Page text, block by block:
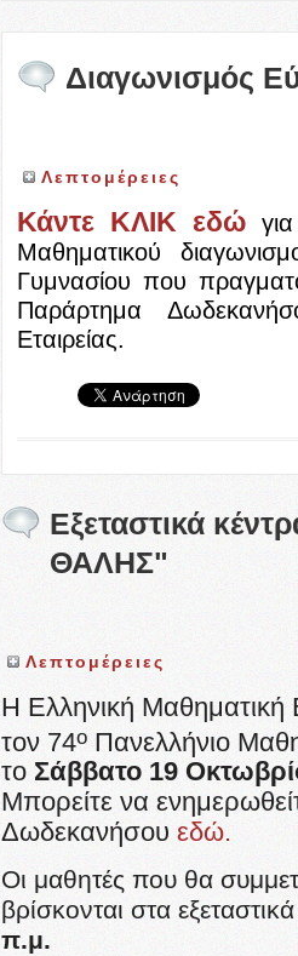
Διαγωνισμός
Λεπτομέρειες
Κάντε ΚΛΙΚ εδώγια
Μαθηματικού
Γυμνασίου που
Παράρτημα
Εταιρείας.
Εξεταστικά
ΘΑΛΗΣ"
Λεπτομέρειες
Η Ελληνική Μαθηματική
τον 74o Πανελλήνιο
το Σάββατο 19
Μπορείτε να
Δωδεκανήσου εδώ.
Οι μαθητές που θα
βρίσκονται στα
π.μ.